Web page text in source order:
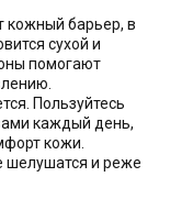
кожный барьер, в
сухой и
помогают
Пользуйтесь
каждый день,
кожи.
шелушатся и реже